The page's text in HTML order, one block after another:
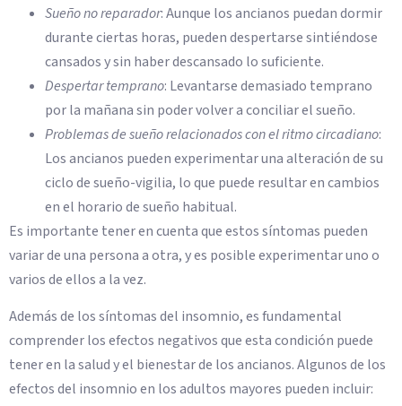
Sueño no reparador: Aunque los ancianos puedan dormir
durante ciertas horas, pueden despertarse sintiéndose
cansados y sin haber descansado lo suficiente.
Despertar temprano: Levantarse demasiado temprano
por la mañana sin poder volver a conciliar el sueño.
Problemas de sueño relacionados con el ritmo circadiano:
Los ancianos pueden experimentar una alteración de su
ciclo de sueño-vigilia, lo que puede resultar en cambios
en el horario de sueño habitual.
Es importante tener en cuenta que estos síntomas pueden
variar de una persona a otra, y es posible experimentar uno o
varios de ellos a la vez.
Además de los síntomas del insomnio, es fundamental
comprender los efectos negativos que esta condición puede
tener en la salud y el bienestar de los ancianos. Algunos de los
efectos del insomnio en los adultos mayores pueden incluir: